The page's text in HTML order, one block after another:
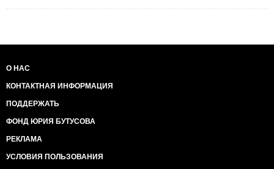
О НАС
КОНТАКТНАЯ ИНФОРМАЦИЯ
ПОДДЕРЖАТЬ
ФОНД ЮРИЯ БУТУСОВА
РЕКЛАМА
УСЛОВИЯ ПОЛЬЗОВАНИЯ